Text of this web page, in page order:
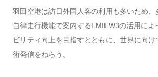
羽田空港は訪日外国人客の利用も多いため、
自律走行機能で案内するEMIEW3の活用によ
ビリティ向上を目指すとともに、世界に向
術発信をねらう。